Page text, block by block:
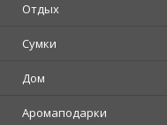
Отдых
Сумки
Дом
Аромаподарки